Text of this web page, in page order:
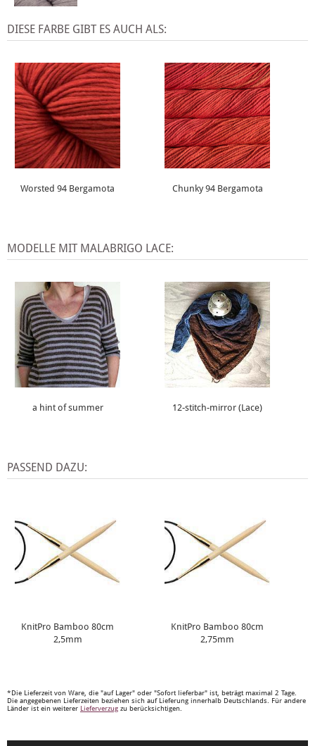
DIESE FARBE GIBT ES AUCH ALS:
Worsted 94 Bergamota Chunky 94 Bergamota
MODELLE MIT MALABRIGO LACE:
a hint of summer 12-stitch-mirror (Lace)
PASSEND DAZU:
KnitPro Bamboo 80cm
2,5mm
KnitPro Bamboo 80cm
2,75mm
*Die Lieferzeit von Ware, die "auf Lager" oder "Sofort lieferbar" ist, beträgt maximal 2 Tage.
Die angegebenen Lieferzeiten beziehen sich auf Lieferung innerhalb Deutschlands. Für andere
Länder ist ein weiterer Lieferverzug zu berücksichtigen.